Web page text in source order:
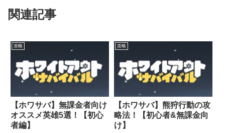
関連記事
攻略
【ホワサバ】無課金者向け
オススメ英雄5選！【初心
者編】
攻略
【ホワサバ】熊狩行動の攻
略法！【初心者&無課金向
け】